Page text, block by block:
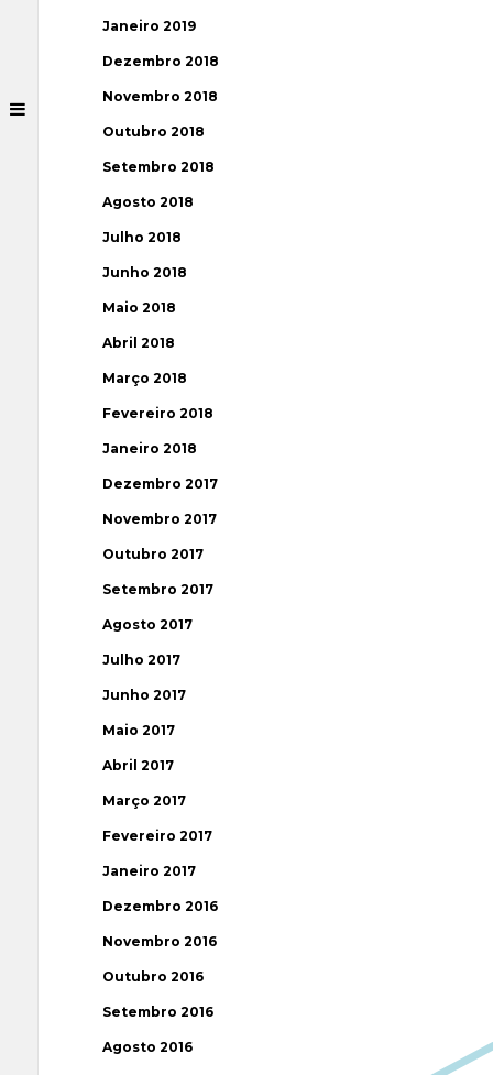
Janeiro 2019
Dezembro 2018
Novembro 2018
Outubro 2018
Setembro 2018
Agosto 2018
Julho 2018
Junho 2018
Maio 2018
Abril 2018
Março 2018
Fevereiro 2018
Janeiro 2018
Dezembro 2017
Novembro 2017
Outubro 2017
Setembro 2017
Agosto 2017
Julho 2017
Junho 2017
Maio 2017
Abril 2017
Março 2017
Fevereiro 2017
Janeiro 2017
Dezembro 2016
Novembro 2016
Outubro 2016
Setembro 2016
Agosto 2016